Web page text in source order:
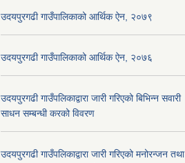
उदयपुरगढी गाउँपालिकाको आर्थिक ऐन, २०७९
उदयपुरगढी गाउँपालिकाको आर्थिक ऐन, २०७६
उदयपुरगढी गाउँपलिकाद्वारा जारी गरिएको बिभिन्न सवारी
साधन सम्बन्धी करको विवरण
उदयपुरगढी गाउँपलिकाद्वारा जारी गरिएको मनोरन्जन तथा